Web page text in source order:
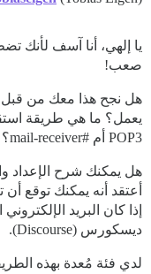
يا إلهي، أنا آسف لأنك
صعب!
هل نجح هذا معك من قبل
يعمل؟ ما هي طريقة
POP3 أم
#mail-receiver؟
هل يمكنك شرح الإعداد
أعتقد أنه يمكنك توقع
إذا كان البريد
ديسكورس (Discourse).
لدي فئة مُعدة بهذه